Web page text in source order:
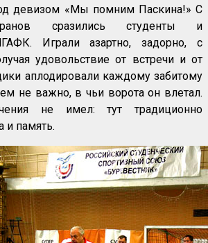
девизом «Мы помним Паскина!» С
сразились студенты и
Играли азартно, задорно, с
удовольствие от встречи и от
аплодировали каждому забитому
не важно, в чьи ворота он влетал.
не имел: тут традиционно
и память.